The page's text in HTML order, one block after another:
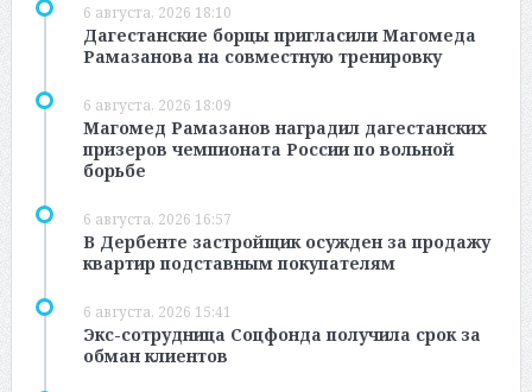
6 августа, 2026 18:10
Дагестанские борцы пригласили Магомеда
Рамазанова на совместную тренировку
6 августа, 2026 18:09
Магомед Рамазанов наградил дагестанских
призеров чемпионата России по вольной
борьбе
6 августа, 2026 16:57
В Дербенте застройщик осужден за продажу
квартир подставным покупателям
6 августа, 2026 15:41
Экс-сотрудница Соцфонда получила срок за
обман клиентов